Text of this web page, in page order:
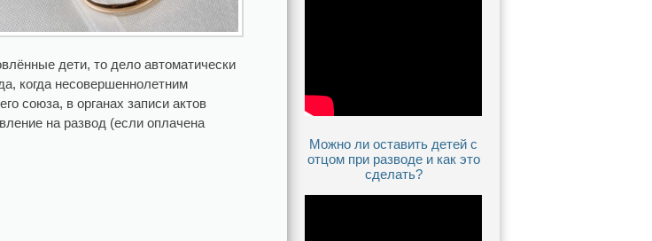
дети, то дело автоматически
когда несовершеннолетним
союза, в органах записи актов
на развод (если оплачена
Можно ли оставить детей с
отцом при разводе и как это
сделать?